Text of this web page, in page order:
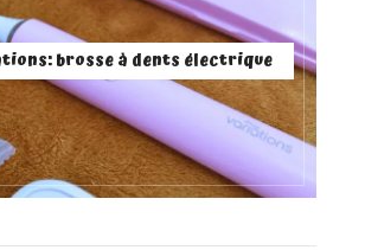
brosse à dents électrique